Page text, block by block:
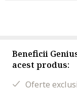
Beneficii
acest produs:
Oferte